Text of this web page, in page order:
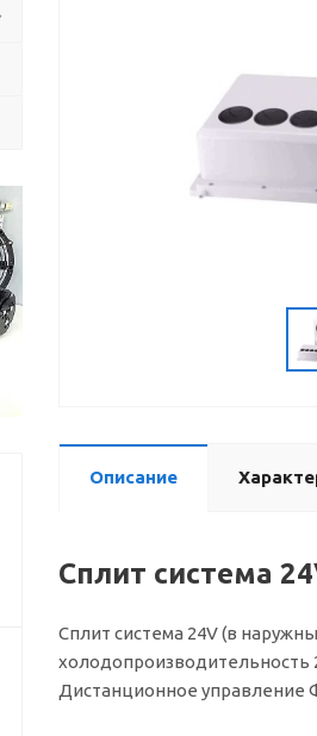
Описание
Сплит система
Сплит система 24V (в
холодопроизводительность
Дистанционное управление